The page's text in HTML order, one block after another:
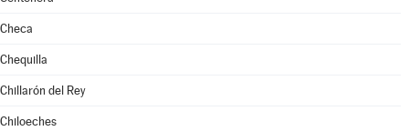
Checa
Chequilla
Chillarón del Rey
Chiloeches